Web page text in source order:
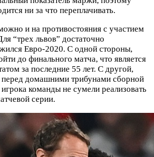
ни за что переплачивать.
и на противостояния с участием
“трех львов” достаточно
Евро-2020. С одной стороны,
до финального матча, что является
за последние 55 лет. С другой,
перед домашними трибунами сборной
команды не сумели реализовать
серии.